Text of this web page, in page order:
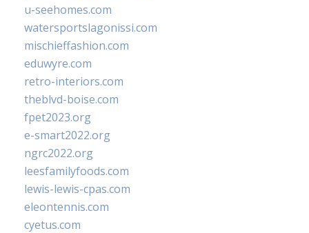
u-seehomes.com
watersportslagonissi.com
mischieffashion.com
eduwyre.com
retro-interiors.com
theblvd-boise.com
fpet2023.org
e-smart2022.org
ngrc2022.org
leesfamilyfoods.com
lewis-lewis-cpas.com
eleontennis.com
cyetus.com